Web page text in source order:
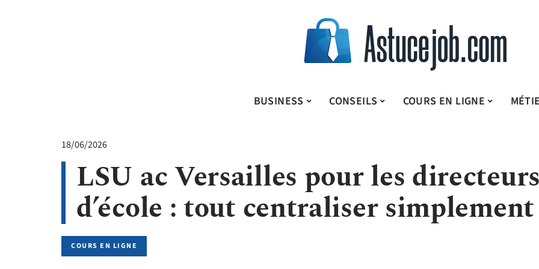
BUSINESS CONSEILS COURS EN LIGNE
18/06/2026
LSU ac Versailles pour les directeurs
d’école : tout centraliser simplement
COURS EN LIGNE